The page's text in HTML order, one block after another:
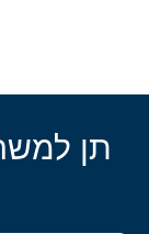
תן